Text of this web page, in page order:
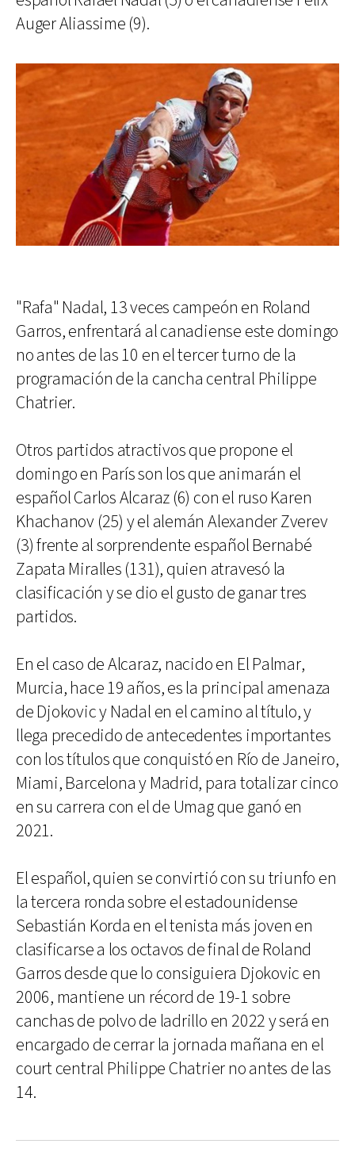
Auger Aliassime (9).
"Rafa" Nadal, 13 veces campeón en Roland
Garros, enfrentará al canadiense este domingo
no antes de las 10 en el tercer turno de la
programación de la cancha central Philippe
Chatrier.
Otros partidos atractivos que propone el
domingo en París son los que animarán el
español Carlos Alcaraz (6) con el ruso Karen
Khachanov (25) y el alemán Alexander Zverev
(3) frente al sorprendente español Bernabé
Zapata Miralles (131), quien atravesó la
clasificación y se dio el gusto de ganar tres
partidos.
En el caso de Alcaraz, nacido en El Palmar,
Murcia, hace 19 años, es la principal amenaza
de Djokovic y Nadal en el camino al título, y
llega precedido de antecedentes importantes
con los títulos que conquistó en Río de Janeiro,
Miami, Barcelona y Madrid, para totalizar cinco
en su carrera con el de Umag que ganó en
2021.
El español, quien se convirtió con su triunfo en
la tercera ronda sobre el estadounidense
Sebastián Korda en el tenista más joven en
clasificarse a los octavos de final de Roland
Garros desde que lo consiguiera Djokovic en
2006, mantiene un récord de 19-1 sobre
canchas de polvo de ladrillo en 2022 y será en
encargado de cerrar la jornada mañana en el
court central Philippe Chatrier no antes de las
14.